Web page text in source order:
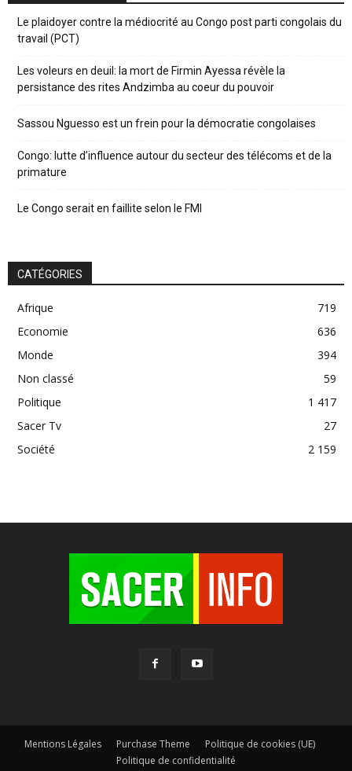
Le plaidoyer contre la médiocrité au Congo post parti congolais du
travail (PCT)
Les voleurs en deuil: la mort de Firmin Ayessa révèle la
persistance des rites Andzimba au coeur du pouvoir
Sassou Nguesso est un frein pour la démocratie congolaises
Congo: lutte d’influence autour du secteur des télécoms et de la
primature
Le Congo serait en faillite selon le FMI
CATÉGORIES
Afrique
719
Economie
636
Monde
394
Non classé
59
Politique
1 417
Sacer Tv
27
Société
2 159
Mentions Légales Purchase Theme
Politique de cookies (UE)
Politique de confidentialité